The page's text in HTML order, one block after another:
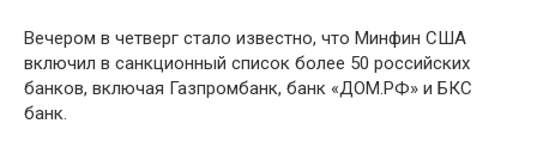
Вечером в четверг стало известно, что Минфин США
включил в санкционный список более 50 российских
банков, включая Газпромбанк, банк «ДОМ.РФ» и БКС
банк.